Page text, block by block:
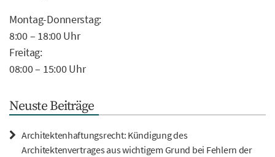
Montag-Donnerstag:
8:00 – 18:00 Uhr
Freitag:
08:00 – 15:00 Uhr
Neuste Beiträge
Architektenhaftungsrecht: Kündigung des
Architektenvertrages aus wichtigem Grund bei Fehlern der